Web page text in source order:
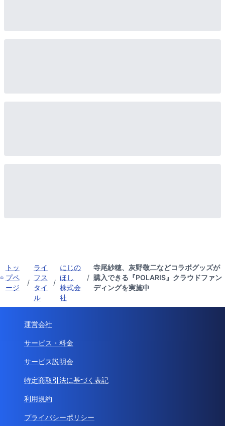
トッ
プペ
ージ
/
ライ
フス
タイ
ル
/
にじの
ほし
株式会
社
/
寺尾紗穂、灰野敬二などコラボグッズが
購入できる『POLARIS』クラウドファン
ディングを実施中
運営会社
サービス・料金
サービス説明会
特定商取引法に基づく表記
利用規約
プライバシーポリシー